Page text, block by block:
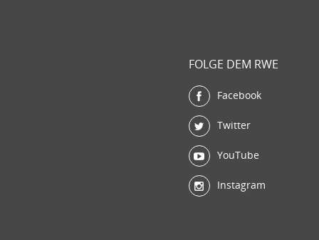
FOLGE DEM RWE
Facebook
Twitter
YouTube
Instagram